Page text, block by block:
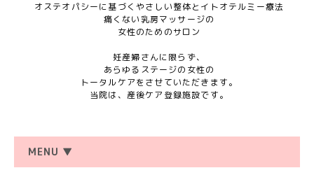
オステオパシーに基づくやさしい整体とイトオテルミー療法
痛くない乳房マッサージの
女性のためのサロン
妊産婦さんに限らず、
あらゆるステージの女性の
トータルケアをさせていただきます。
当院は、産後ケア登録施設です。
MENU ▼